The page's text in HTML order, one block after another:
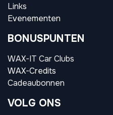
Links
Evenementen
BONUSPUNTEN
WAX-IT Car Clubs
WAX-Credits
Cadeaubonnen
VOLG ONS